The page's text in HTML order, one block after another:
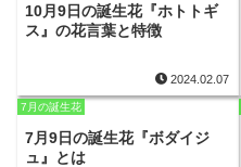
10月9日の誕生花『ホトトギ
ス』の花言葉と特徴
2024.02.07
7月の誕生花
7月9日の誕生花『ボダイジ
ュ』とは